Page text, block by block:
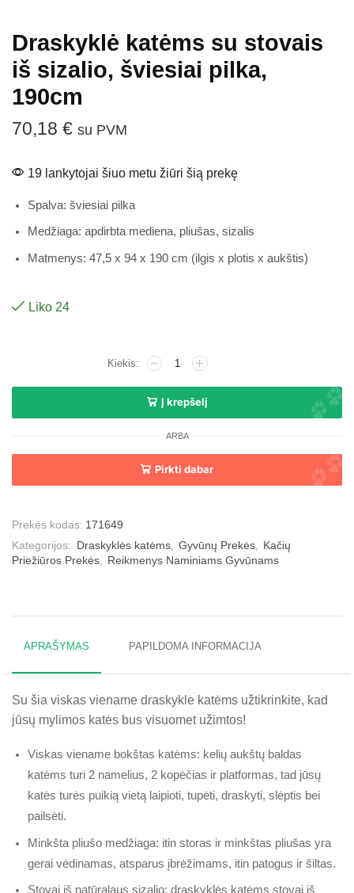
Draskyklė katėms su stovais
iš sizalio, šviesiai pilka,
190cm
70,18 € su PVM
19 lankytojai šiuo metu žiūri šią prekę
Spalva: šviesiai pilka
Medžiaga: apdirbta mediena, pliušas, sizalis
Matmenys: 47,5 x 94 x 190 cm (ilgis x plotis x aukštis)
Liko 24
Į krepšelį
ARBA
Pirkti dabar
Prekės kodas: 171649
Kategorijos: Draskyklės katėms Gyvūnų Prekės
Kačių
Priežiūros Prekės
Reikmenys Naminiams Gyvūnams
APRAŠYMAS PAPILDOMA INFORMACIJA
Su šia viskas viename draskykle katėms užtikrinkite, kad
jūsų mylimos katės bus visuomet užimtos!
Viskas viename bokštas katėms: kelių aukštų baldas
katėms turi 2 namelius, 2 kopėčias ir platformas, tad jūsų
katės turės puikią vietą laipioti, tupėti, draskyti, slėptis bei
pailsėti.
Minkšta pliušo medžiaga: itin storas ir minkštas pliušas yra
gerai vėdinamas, atsparus įbrėžimams, itin patogus ir šiltas.
Stovai iš natūralaus sizalio: draskyklės katėms stovai iš